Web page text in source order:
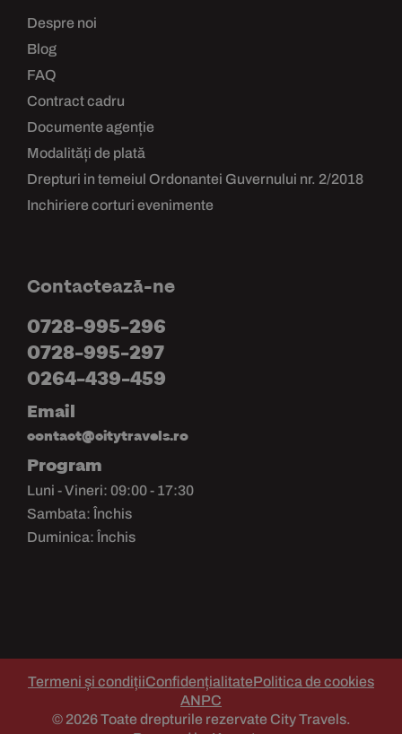
Despre noi
Blog
FAQ
Contract cadru
Documente agenție
Modalități de plată
Drepturi in temeiul Ordonantei Guvernului nr. 2/2018
Inchiriere corturi evenimente
Contactează-ne
0728-995-296
0728-995-297
0264-439-459
Email
contact@citytravels.ro
Program
Luni - Vineri: 09:00 - 17:30
Sambata: Închis
Duminica: Închis
© 2026 Toate drepturile rezervate City Travels.
Termeni și condițiiConfidențialitatePolitica de cookies
ANPC